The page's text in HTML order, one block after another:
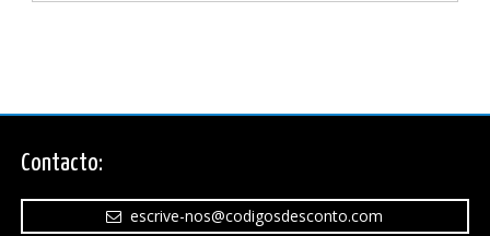
Contacto:
escrive-nos@codigosdesconto.com